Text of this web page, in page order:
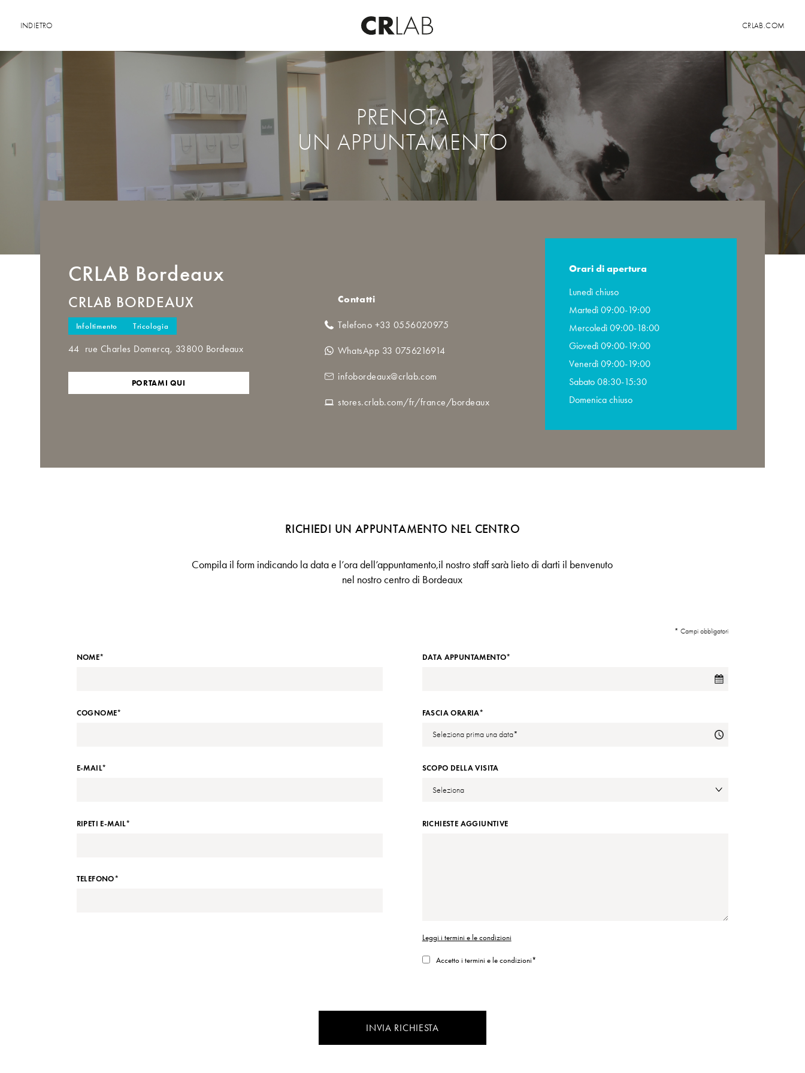
INDIETRO CRLAB.COM
PRENOTA
UN APPUNTAMENTO
CRLAB Bordeaux
CRLAB BORDEAUX
Infoltimento Tricologia
44 rue Charles Domercq, 33800 Bordeaux
PORTAMI QUI
Contatti
Telefono +33 0556020975
WhatsApp 33 0756216914
infobordeaux@crlab.com
stores.crlab.com/fr/france/bordeaux
Orari di apertura
Lunedì chiuso
Martedì 09:00-19:00
Mercoledì 09:00-18:00
Giovedì 09:00-19:00
Venerdì 09:00-19:00
Sabato 08:30-15:30
Domenica chiuso
RICHIEDI UN APPUNTAMENTO NEL CENTRO
Compila il form indicando la data e l’ora dell’appuntamento,il nostro staff sarà lieto di darti il benvenuto
nel nostro centro di Bordeaux
* Campi obbligatori
NOME*
COGNOME*
E-MAIL*
RIPETI E-MAIL*
TELEFONO*
DATA APPUNTAMENTO*
FASCIA ORARIA*
SCOPO DELLA VISITA
RICHIESTE AGGIUNTIVE
Leggi i termini e le condizioni
Accetto i termini e le condizioni*
INVIA RICHIESTA